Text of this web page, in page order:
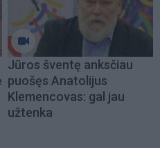
Jūros šventę anksčiau
puošęs Anatolijus
Klemencovas: gal jau
užtenka